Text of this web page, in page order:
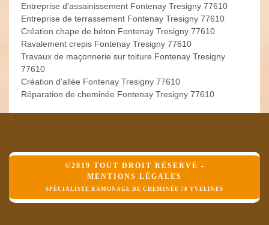
Entreprise d'assainissement Fontenay Tresigny 77610
Entreprise de terrassement Fontenay Tresigny 77610
Création chape de béton Fontenay Tresigny 77610
Ravalement crepis Fontenay Tresigny 77610
Travaux de maçonnerie sur toiture Fontenay Tresigny
77610
Création d'allée Fontenay Tresigny 77610
Réparation de cheminée Fontenay Tresigny 77610
©2019 TOUT DROIT RÉSERVÉ -
MENTIONS LÉGALES
SPÉCIALISTE RAMONAGE DE CHEMINÉE 78 YVELINES